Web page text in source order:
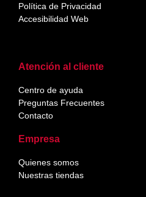
Atención al cliente
Centro de ayuda
Preguntas Frecuentes
Contacto
Empresa
Quienes somos
Nuestras tiendas
Política de Privacidad
Accesibilidad Web